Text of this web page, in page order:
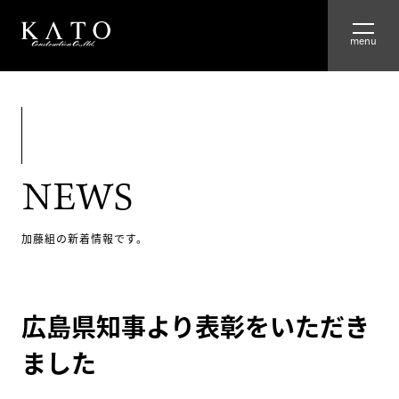
COMPANY
NEWS
加藤組の新着情報です。
広島県知事より表彰をいただき
ました